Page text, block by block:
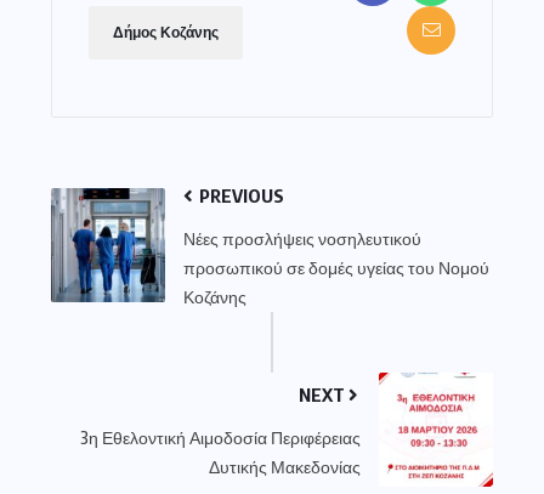
Δήμος Κοζάνης
PREVIOUS
Νέες προσλήψεις νοσηλευτικού
προσωπικού σε δομές υγείας του Νομού
Κοζάνης
NEXT
3η Εθελοντική Αιμοδοσία Περιφέρειας
Δυτικής Μακεδονίας